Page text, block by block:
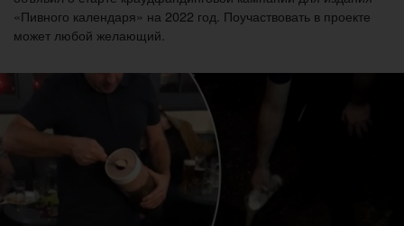
«Пивного календаря» на 2022 год. Поучаствовать в проекте
может любой желающий.